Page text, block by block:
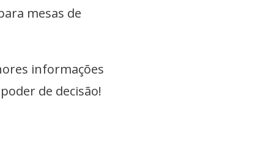
mesas de
informações
de decisão!